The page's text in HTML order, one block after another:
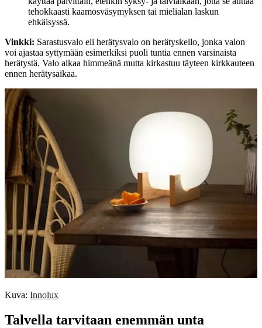
tehokkaasti kaamosväsymyksen tai mielialan laskun
ehkäisyssä.
Vinkki: Sarastusvalo eli herätysvalo on herätyskello, jonka valon
voi ajastaa syttymään esimerkiksi puoli tuntia ennen varsinaista
herätystä. Valo alkaa himmeänä mutta kirkastuu täyteen kirkkauteen
ennen herätysaikaa.
Kuva: Innolux
Talvella tarvitaan enemmän unta